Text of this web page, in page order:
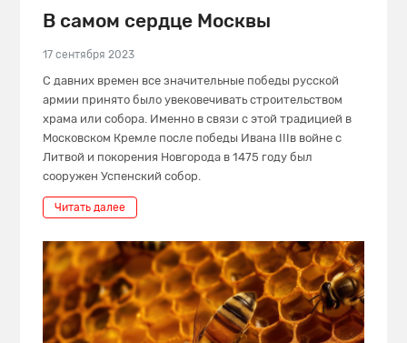
В самом сердце Москвы
17 сентября 2023
С давних времен все значительные победы русской
армии принято было увековечивать строительством
храма или собора. Именно в связи с этой традицией в
Московском Кремле после победы Ивана IIIв войне с
Литвой и покорения Новгорода в 1475 году был
сооружен Успенский собор.
Читать далее